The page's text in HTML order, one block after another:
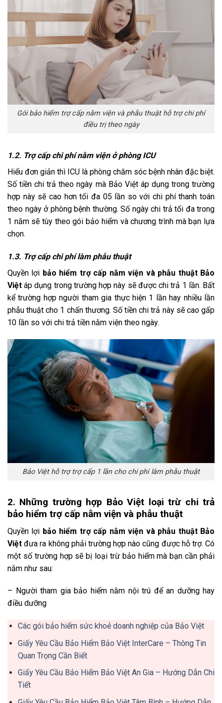
Gói bảo hiểm trợ cấp nằm viện và phẫu thuật hỗ trợ chi phí
điều trị theo ngày
1.2. Trợ cấp chi phí nằm viện ở phòng ICU
Hiểu đơn giản thì ICU là phòng chăm sóc bệnh nhân đặc biệt.
Số tiền chi trả theo ngày mà Bảo Việt áp dụng trong trường
hợp này sẽ cao hơn tối đa 05 lần so với chi phí thanh toán
theo ngày ở phòng bệnh thường. Số ngày chi trả tối đa trong
1 năm sẽ tùy theo gói bảo hiểm và chương trình mà bạn lựa
chọn.
1.3. Trợ cấp chi phí làm phẫu thuật
Quyền lợi bảo hiểm trợ cấp nằm viện và phẫu thuật Bảo
Việt áp dụng trong trường hợp này sẽ được chi trả 1 lần. Bất
kể trường hợp người tham gia thực hiện 1 lần hay nhiều lần
phẫu thuật cho 1 chấn thương. Số tiền chi trả này sẽ cao gấp
10 lần so với chi trả tiền nằm viện theo ngày.
Bảo Việt hỗ trợ trợ cấp 1 lần cho chi phí làm phẫu thuật
2. Những trường hợp Bảo Việt loại trừ chi trả
bảo hiểm trợ cấp nằm viện và phẫu thuật
Quyền lợi bảo hiểm trợ cấp nằm viện và phẫu thuật Bảo
Việt đưa ra không phải trường hợp nào cũng được hỗ trợ. Có
một số trường hợp sẽ bị loại trừ bảo hiểm mà bạn cần phải
nắm như sau:
– Người tham gia bảo hiểm nằm nội trú để an dưỡng hay
điều dưỡng
Các gói bảo hiểm sức khoẻ doanh nghiệp của Bảo Việt
Giấy Yêu Cầu Bảo Hiểm Bảo Việt InterCare – Thông Tin
Quan Trọng Cần Biết
Giấy Yêu Cầu Bảo Hiểm Bảo Việt An Gia – Hướng Dẫn Chi
Tiết